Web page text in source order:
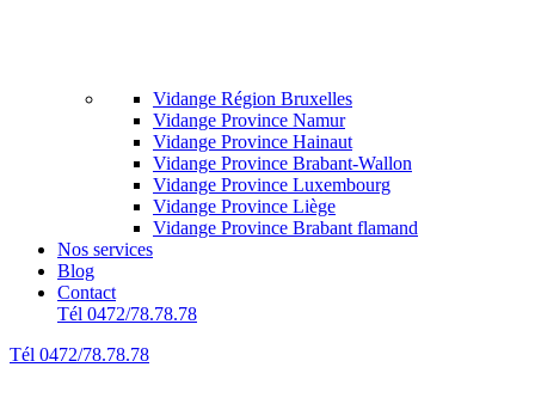
Vidange Région Bruxelles
Vidange Province Namur
Vidange Province Hainaut
Vidange Province Brabant-Wallon
Vidange Province Luxembourg
Vidange Province Liège
Vidange Province Brabant flamand
Nos services
Blog
Contact
Tél 0472/78.78.78
Tél 0472/78.78.78